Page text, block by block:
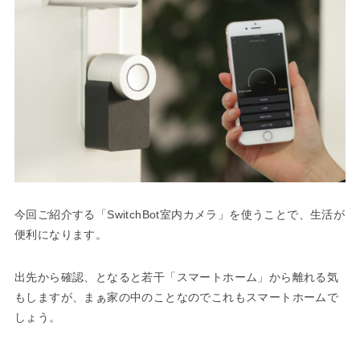
今回ご紹介する「SwitchBot室内カメラ」を使うことで、生活が
便利になります。
出先から確認、となると若干「スマートホーム」から離れる気
もしますが、まぁ家の中のことなのでこれもスマートホームで
しょう。